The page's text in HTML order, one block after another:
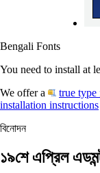
Bengali Fonts
You need to install at
We offer a
true type
installation instructions
বিনোদন
১৯শে এপ্রিল